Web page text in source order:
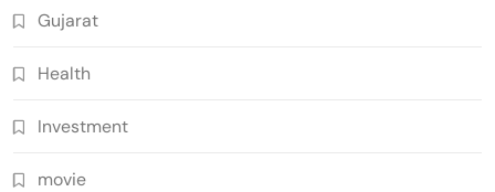
Gujarat
Health
Investment
movie